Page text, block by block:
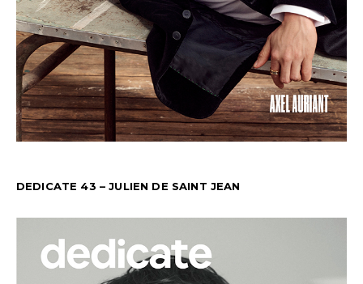
DEDICATE 43 – JULIEN DE SAINT JEAN